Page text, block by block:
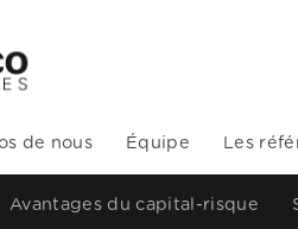
de nous Équipe Les
Avantages du capital-risque